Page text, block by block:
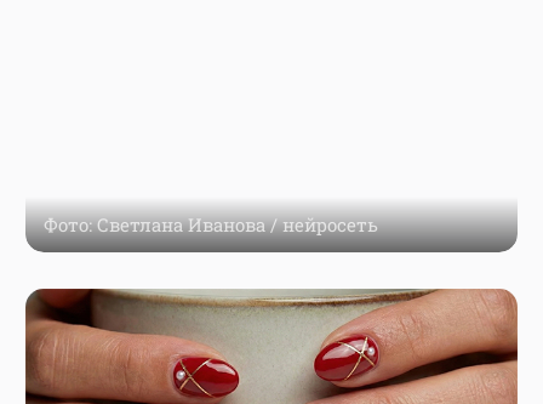
Фото: Светлана Иванова / нейросеть